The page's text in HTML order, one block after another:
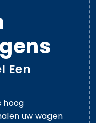
Een
hoog
uw wagen